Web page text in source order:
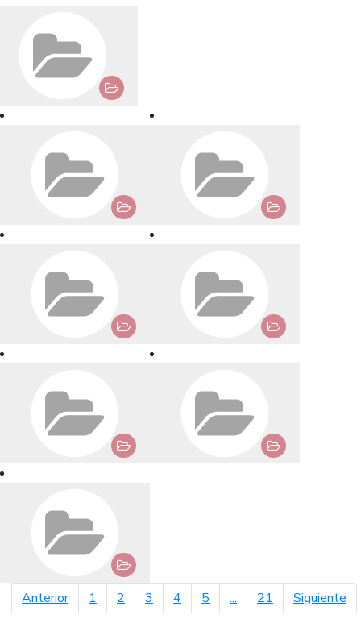
Anteriorpágina anterior
1 2 3 4 5 ... 21 Siguiente